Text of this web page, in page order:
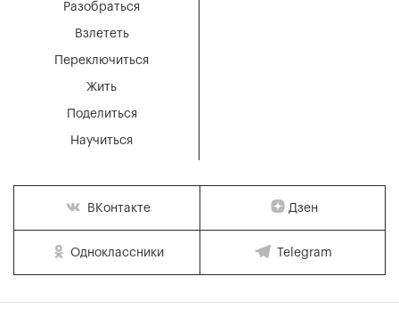
Разобраться
Взлететь
Переключиться
Жить
Поделиться
Научиться
ВКонтакте Дзен
Одноклассники Telegram